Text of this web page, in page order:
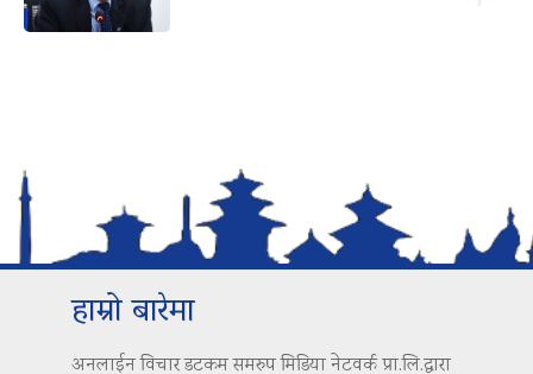
हाम्रो बारेमा
अनलाईन विचार डटकम समरुप मिडिया नेटवर्क प्रा.लि.द्वारा